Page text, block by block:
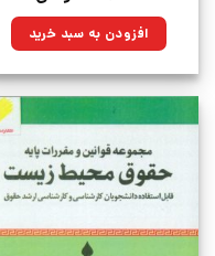
۴۶۰,۰۰۰تومان
بود.
افزودن به سبد خرید